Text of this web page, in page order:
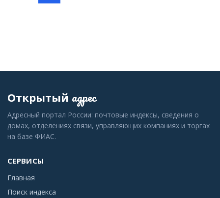
Открытый адрес
Адресный портал России: почтовые индексы, сведения о
домах, отделениях связи, управляющих компаниях и торгах
на базе ФИАС.
СЕРВИСЫ
Главная
Поиск индекса